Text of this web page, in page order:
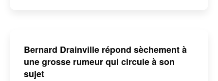
Bernard Drainville répond sèchement à
une grosse rumeur qui circule à son
sujet